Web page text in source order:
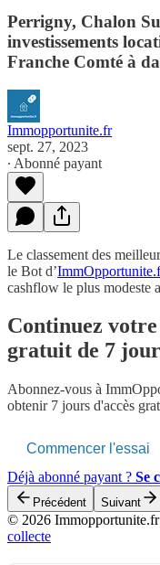
Perrigny, Chalon
investissements
Franche Comté à
Immopportunite.fr
sept. 27, 2023
∙ Abonné payant
Le classement des
le Bot d’
cashflow le plus modeste
Continuez
gratuit de 7
Abonnez-vous à
obtenir 7 jours d'accès
Commencer l'essai
Déjà abonné payant ? Se
Précédent Suivant
© 2026 Immopportunite.fr
collecte